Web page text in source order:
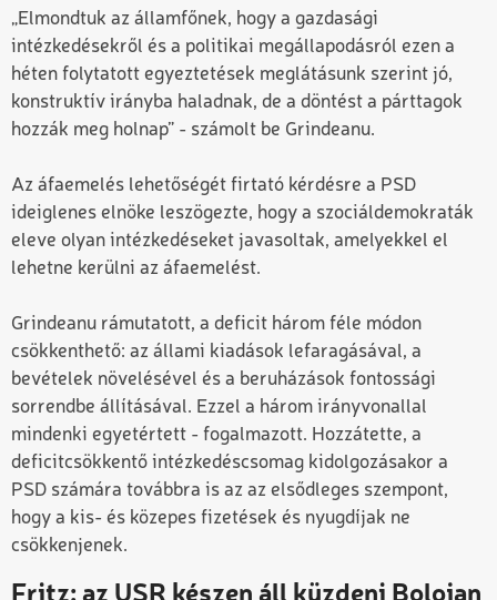
„Elmondtuk az államfőnek, hogy a gazdasági
intézkedésekről és a politikai megállapodásról ezen a
héten folytatott egyeztetések meglátásunk szerint jó,
konstruktív irányba haladnak, de a döntést a párttagok
hozzák meg holnap” - számolt be Grindeanu.
Az áfaemelés lehetőségét firtató kérdésre a PSD
ideiglenes elnöke leszögezte, hogy a szociáldemokraták
eleve olyan intézkedéseket javasoltak, amelyekkel el
lehetne kerülni az áfaemelést.
Grindeanu rámutatott, a deficit három féle módon
csökkenthető: az állami kiadások lefaragásával, a
bevételek növelésével és a beruházások fontossági
sorrendbe állításával. Ezzel a három irányvonallal
mindenki egyetértett - fogalmazott. Hozzátette, a
deficitcsökkentő intézkedéscsomag kidolgozásakor a
PSD számára továbbra is az az elsődleges szempont,
hogy a kis- és közepes fizetések és nyugdíjak ne
csökkenjenek.